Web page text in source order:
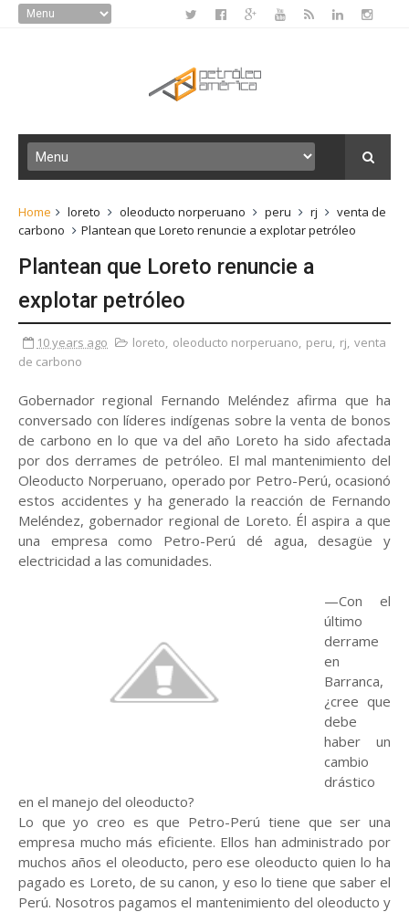
Home loreto oleoducto norperuano peru rj
venta de
carbono
Plantean que Loreto renuncie a explotar petróleo
Plantean que Loreto renuncie a
explotar petróleo
10 years ago loreto, oleoducto norperuano, peru, rj, venta
de carbono
Gobernador regional Fernando Meléndez afirma que ha
conversado con líderes indígenas sobre la venta de bonos
de carbono en lo que va del año Loreto ha sido afectada
por dos derrames de petróleo. El mal mantenimiento del
Oleoducto Norperuano, operado por Petro-Perú, ocasionó
estos accidentes y ha generado la reacción de Fernando
Meléndez, gobernador regional de Loreto. Él aspira a que
una empresa como Petro-Perú dé agua, desagüe y
electricidad a las comunidades.
—Con el
último
derrame
en
Barranca,
¿cree que
debe
haber un
cambio
drástico
en el manejo del oleoducto?
Lo que yo creo es que Petro-Perú tiene que ser una
empresa mucho más eficiente. Ellos han administrado por
muchos años el oleoducto, pero ese oleoducto quien lo ha
pagado es Loreto, de su canon, y eso lo tiene que saber el
Perú. Nosotros pagamos el mantenimiento del oleoducto y